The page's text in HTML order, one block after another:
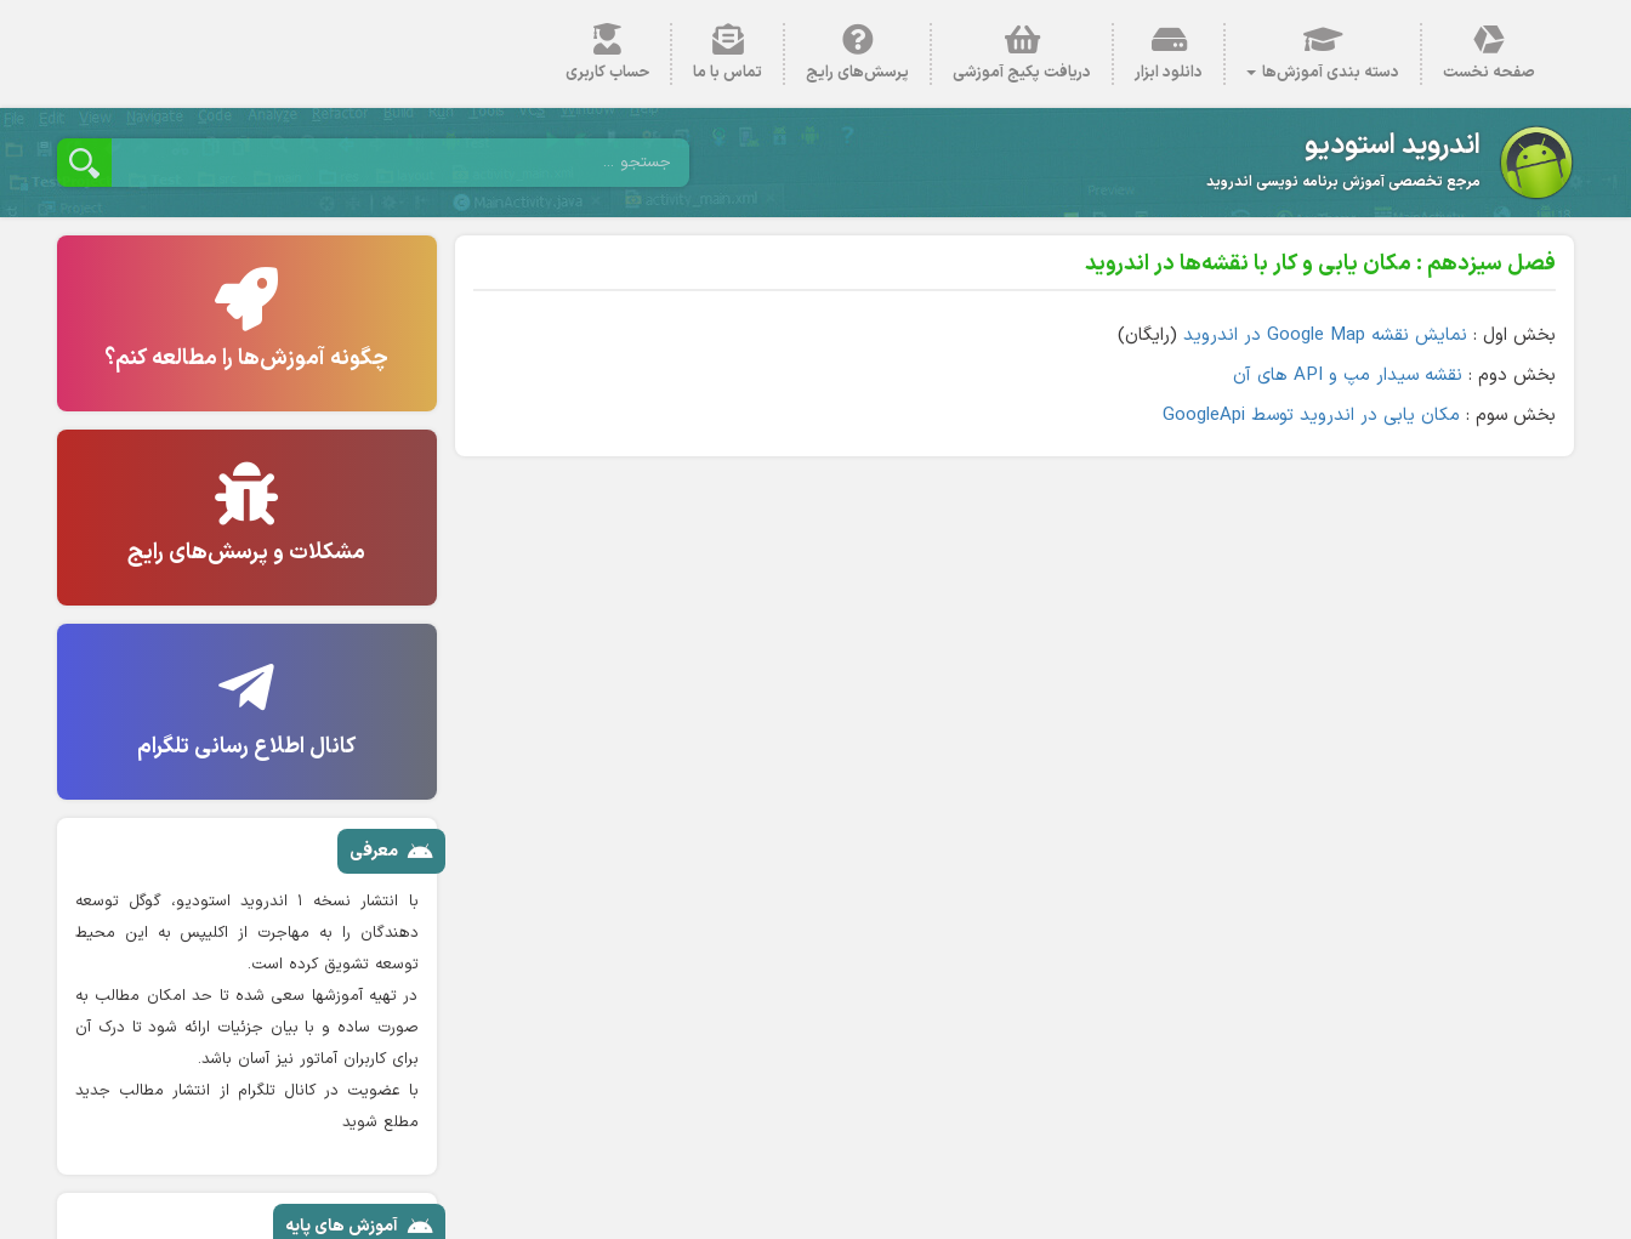
صفحه نخست دسته بندی آموزش‌ها دانلود ابزار دریافت پکیج آموزشی پرسش‌های رایج تماس با ما حساب کاربری
اندروید استودیو
مرجع تخصصی آموزش برنامه نویسی اندروید
فصل سیزدهم : مکان یابی و کار با نقشه‌ها در اندروید
بخش اول : نمایش نقشه Google Map در اندروید
(رایگان)
بخش دوم : نقشه سیدار مپ و API های آن
بخش سوم : مکان یابی در اندروید توسط GoogleApi
چگونه آموزش‌ها را مطالعه کنم؟
مشکلات و پرسش‌های رایج
کانال اطلاع رسانی تلگرام
معرفی
با انتشار نسخه ۱ اندروید استودیو، گوگل توسعه
دهندگان را به مهاجرت از اکلیپس به این محیط
توسعه تشویق کرده است.
در تهیه آموزشها سعی شده تا حد امکان مطالب به
صورت ساده و با بیان جزئیات ارائه شود تا درک آن
برای کاربران آماتور نیز آسان باشد.
با عضویت در کانال تلگرام از انتشار مطالب جدید
مطلع شوید
آموزش های پایه